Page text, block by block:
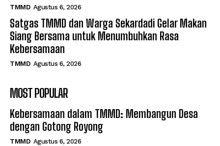
TMMD Agustus 6, 2026
Satgas TMMD dan Warga Sekardadi Gelar Makan
Siang Bersama untuk Menumbuhkan Rasa
Kebersamaan
TMMD Agustus 6, 2026
MOST POPULAR
Kebersamaan dalam TMMD: Membangun Desa
dengan Gotong Royong
TMMD Agustus 6, 2026